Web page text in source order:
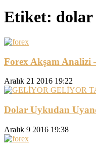
Etiket: dolar
Forex Akşam Analizi
Aralık 21 2016 19:22
Dolar Uykudan
Aralık 9 2016 19:38